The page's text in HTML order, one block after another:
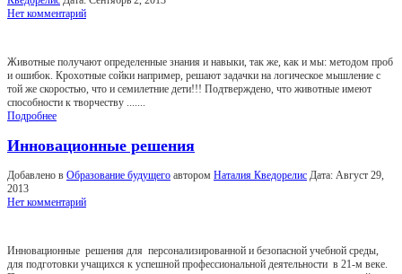
Нет комментарий
Животные получают определенные знания и навыки, так же, как и мы: методом проб
и ошибок. Крохотные сойки например, решают задачки на логическое мышление с
той же скоростью, что и семилетние дети!!! Подтверждено, что животные имеют
способности к творчеству .......
Подробнее
Инновационные решения
Добавлено в Образование будущего автором Наталия Кведорелис Дата: Август 29,
2013
Нет комментарий
Инновационные решения для персонализированной и безопасной учебной среды,
для подготовки учащихся к успешной профессиональной деятельности в 21-м веке.